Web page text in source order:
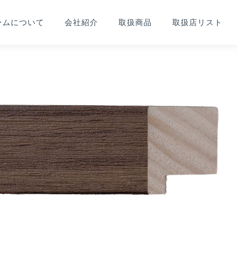
ムについて 会社紹介 取扱商品 取扱店リスト